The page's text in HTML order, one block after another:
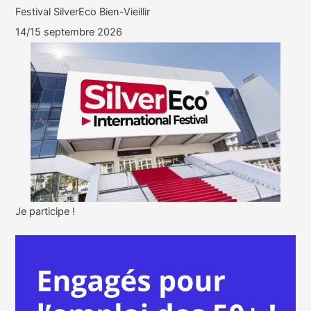
Festival SilverEco Bien-Vieillir
14/15 septembre 2026
Je participe !